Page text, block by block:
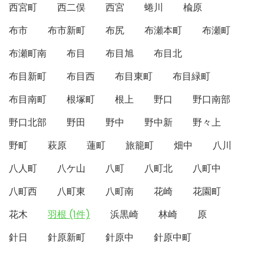
西宮町
西二俣 西宮 蜷川
楡原
布市
布市新町 布尻 布瀬本町
布瀬町
布瀬町南
布目 布目旭
布目北
布目新町
布目西 布目東町
布目緑町
布目南町
根塚町 根上 野口
野口南部
野口北部
野田 野中 野中新
野々上
野町
萩原 蓮町 旅籠町 畑中
八川
八人町
八ケ山 八町 八町北
八町中
八町西
八町東 八町南 花崎
花園町
花木
羽根 (1件) 浜黒崎 林崎
原
針日
針原新町 針原中 針原中町